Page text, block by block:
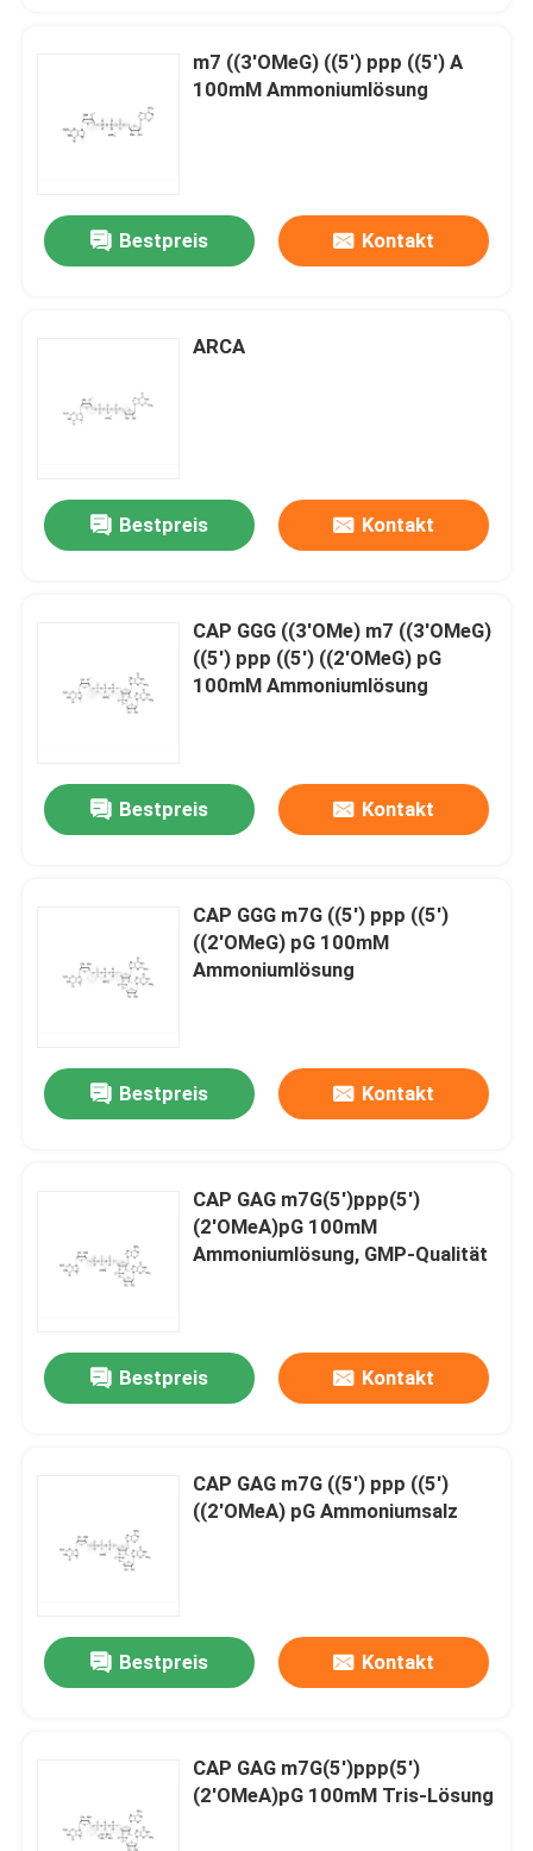
Über uns
Qualitätskontrolle
Nachrichten
Phosphoramiditen
m7 ((3'OMeG) ((5') ppp ((5') A
100mM Ammoniumlösung
Bestpreis Kontakt
ARCA
Bestpreis Kontakt
CAP GGG ((3'OMe) m7 ((3'OMeG)
((5') ppp ((5') ((2'OMeG) pG
100mM Ammoniumlösung
Bestpreis Kontakt
CAP GGG m7G ((5') ppp ((5')
((2'OMeG) pG 100mM
Ammoniumlösung
Bestpreis Kontakt
CAP GAG m7G(5')ppp(5')
(2'OMeA)pG 100mM
Ammoniumlösung, GMP-Qualität
Bestpreis Kontakt
CAP GAG m7G ((5') ppp ((5')
((2'OMeA) pG Ammoniumsalz
Bestpreis Kontakt
CAP GAG m7G(5')ppp(5')
(2'OMeA)pG 100mM Tris-Lösung